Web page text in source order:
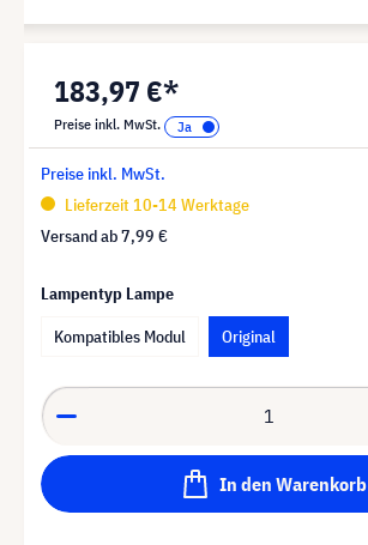
183,97 €*
Preise inkl. MwSt.
Preise inkl. MwSt.
Lieferzeit 10-14 Werktage
Versand ab7,99 €
Lampentyp Lampe
Kompatibles Modul
Original
In den Warenkorb